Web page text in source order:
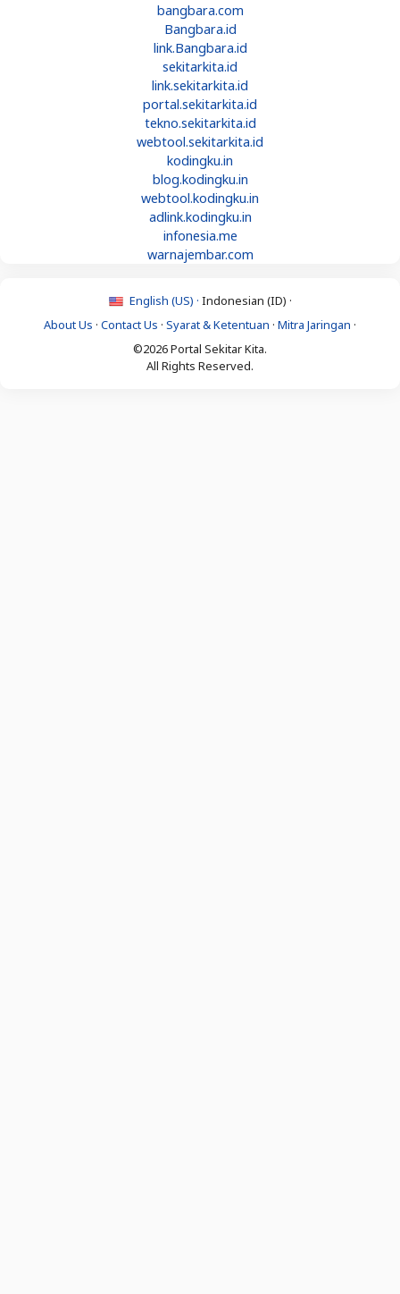
bangbara.com
Bangbara.id
link.Bangbara.id
sekitarkita.id
link.sekitarkita.id
portal.sekitarkita.id
tekno.sekitarkita.id
webtool.sekitarkita.id
kodingku.in
blog.kodingku.in
webtool.kodingku.in
adlink.kodingku.in
infonesia.me
warnajembar.com
English (US) · Indonesian (ID) ·
About Us · Contact Us · Syarat & Ketentuan · Mitra Jaringan ·
©2026 Portal Sekitar Kita.
All Rights Reserved.